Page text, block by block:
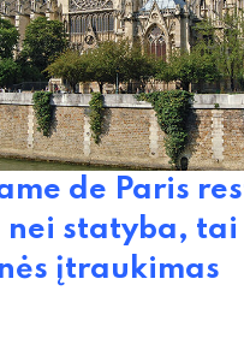
de Paris
statyba, tai
įtraukimas